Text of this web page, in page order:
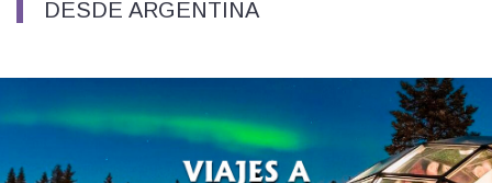
DESDE ARGENTINA